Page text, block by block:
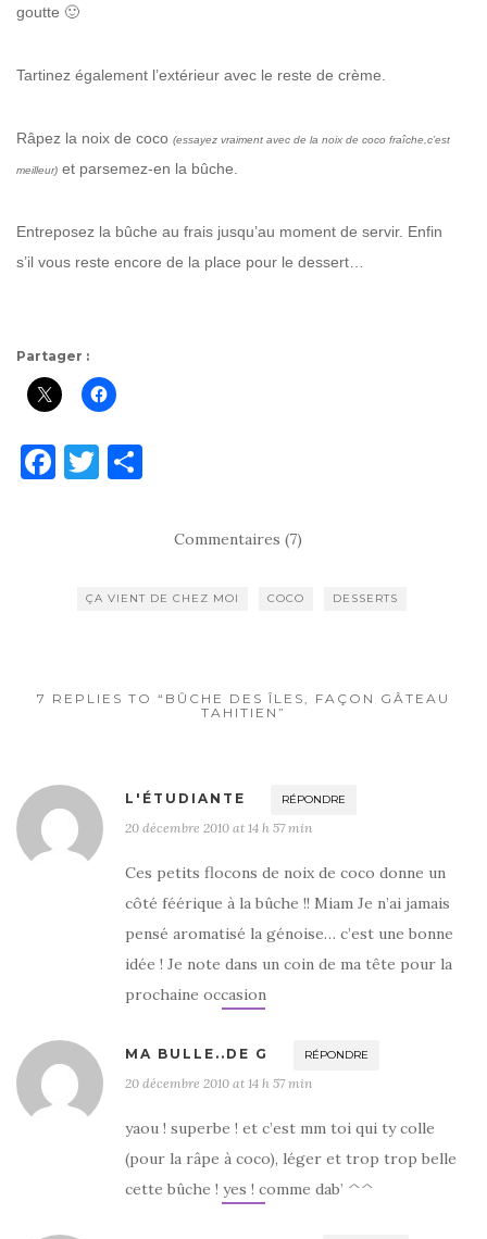
goutte 🙂
Tartinez également l’extérieur avec le reste de crème.
Râpez la noix de coco (essayez vraiment avec de la noix de coco fraîche,c’est
meilleur) et parsemez-en la bûche.
Entreposez la bûche au frais jusqu’au moment de servir. Enfin
s’il vous reste encore de la place pour le dessert…
Partager :
F
k
T
r er
Commentaires (7)
ÇA VIENT DE CHEZ MOI COCO DESSERTS
7 REPLIES TO “BÛCHE DES ÎLES, FAÇON GÂTEAU
TAHITIEN”
L'ÉTUDIANTE RÉPONDRE
20 décembre 2010 at 14 h 57 min
Ces petits flocons de noix de coco donne un
côté féérique à la bûche !! Miam Je n’ai jamais
pensé aromatisé la génoise… c’est une bonne
idée ! Je note dans un coin de ma tête pour la
prochaine occasion
MA BULLE..DE G RÉPONDRE
20 décembre 2010 at 14 h 57 min
yaou ! superbe ! et c’est mm toi qui ty colle
(pour la râpe à coco), léger et trop trop belle
cette bûche ! yes ! comme dab’ ^^